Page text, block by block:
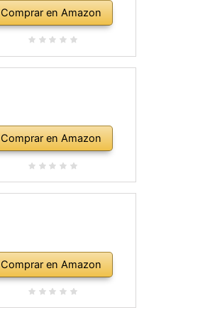
Comprar en Amazon
Comprar en Amazon
Comprar en Amazon